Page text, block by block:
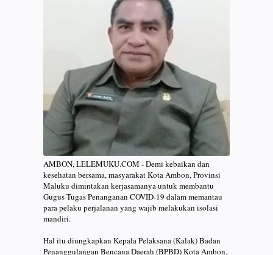
AMBON, LELEMUKU.COM - Demi kebaikan dan
kesehatan bersama, masyarakat Kota Ambon, Provinsi
Maluku dimintakan kerjasamanya untuk membantu
Gugus Tugas Penanganan COVID-19 dalam memantau
para pelaku perjalanan yang wajib melakukan isolasi
mandiri.
Hal itu diungkapkan Kepala Pelaksana (Kalak) Badan
Penanggulangan Bencana Daerah (BPBD) Kota Ambon,